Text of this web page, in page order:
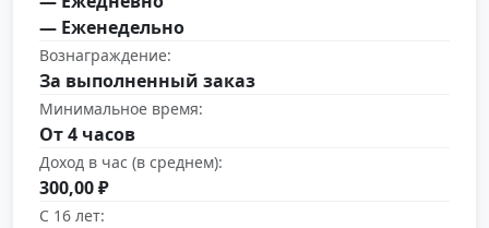
— Еженедельно
Вознаграждение:
За выполненный заказ
Минимальное время:
От 4 часов
Доход в час (в среднем):
300,00 ₽
С 16 лет: